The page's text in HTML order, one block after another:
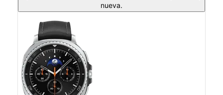
nueva.